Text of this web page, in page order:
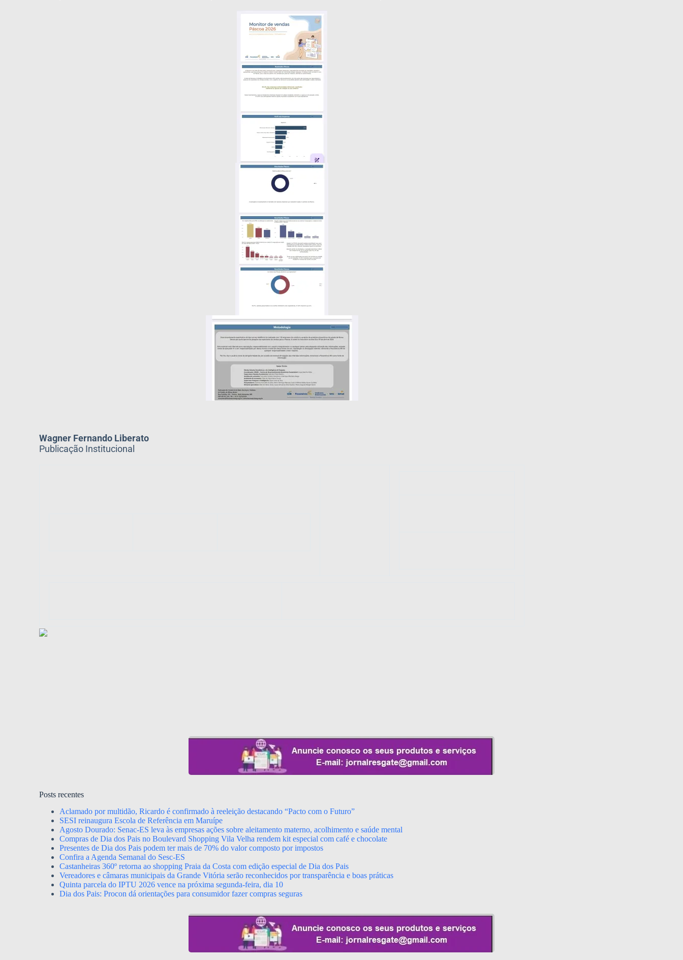
Wagner Fernando Liberato
Publicação Institucional
Posts recentes
Aclamado por multidão, Ricardo é confirmado à reeleição destacando “Pacto com o Futuro”
SESI reinaugura Escola de Referência em Maruípe
Agosto Dourado: Senac-ES leva às empresas ações sobre aleitamento materno, acolhimento e saúde mental
Compras de Dia dos Pais no Boulevard Shopping Vila Velha rendem kit especial com café e chocolate
Presentes de Dia dos Pais podem ter mais de 70% do valor composto por impostos
Confira a Agenda Semanal do Sesc-ES
Castanheiras 360º retorna ao shopping Praia da Costa com edição especial de Dia dos Pais
Vereadores e câmaras municipais da Grande Vitória serão reconhecidos por transparência e boas práticas
Quinta parcela do IPTU 2026 vence na próxima segunda-feira, dia 10
Dia dos Pais: Procon dá orientações para consumidor fazer compras seguras